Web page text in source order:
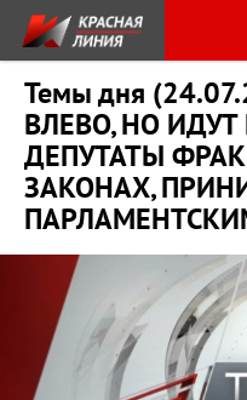
Темы дня
ВЛЕВО, НО
ДЕПУТАТЫ
ЗАКОНАХ,